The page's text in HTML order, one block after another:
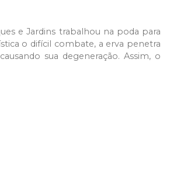
e Jardins trabalhou na poda para
o difícil combate, a erva penetra
sua degeneração. Assim, o